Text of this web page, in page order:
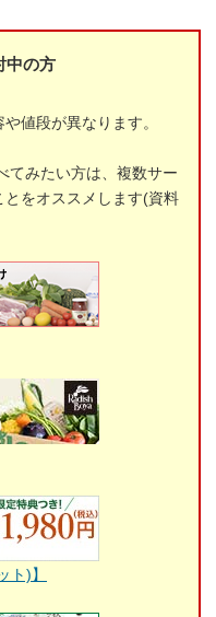
中の方
値段が異なります。
てみたい方は、複数サー
をオススメします(資料
ト)】